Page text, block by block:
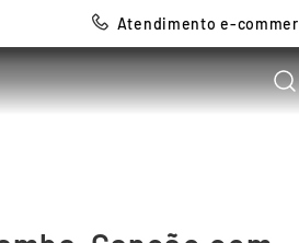
Atendimento e-